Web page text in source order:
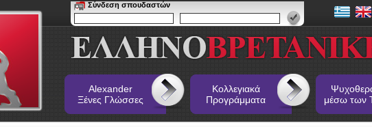
Σύνδεση σπουδαστών
μέσω των
Κολλεγιακά
Προγράμματα
Alexander
Ξένες Γλώσσες